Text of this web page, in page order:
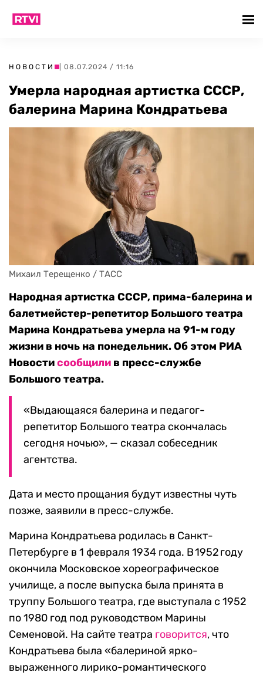
НОВОСТИ | 08.07.2024 / 11:16
Умерла народная артистка СССР,
балерина Марина Кондратьева
Михаил Терещенко / ТАСС
Народная артистка СССР, прима-балерина и
балетмейстер-репетитор Большого театра
Марина Кондратьева умерла на 91-м году
жизни в ночь на понедельник. Об этом РИА
Новостисообщили в пресс-службе
Большого театра.
«Выдающаяся балерина и педагог-
репетитор Большого театра скончалась
сегодня ночью», — сказал собеседник
агентства.
Дата и место прощания будут известны чуть
позже, заявили в пресс-службе.
Марина Кондратьева родилась в Санкт-
Петербурге в 1 февраля 1934 года. В 1952 году
окончила Московское хореографическое
училище, а после выпуска была принята в
труппу Большого театра, где выступала с 1952
по 1980 год под руководством Марины
Семеновой. На сайте театра говорится, что
Кондратьева была «балериной ярко-
выраженного лирико-романтического